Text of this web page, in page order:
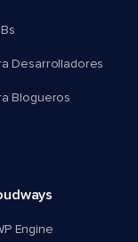
Desarrolladores
Blogueros
Engine